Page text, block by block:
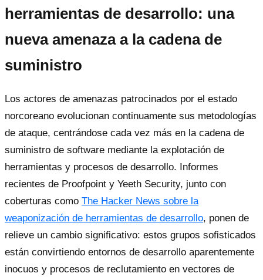
herramientas de desarrollo: una
nueva amenaza a la cadena de
suministro
Los actores de amenazas patrocinados por el estado
norcoreano evolucionan continuamente sus metodologías
de ataque, centrándose cada vez más en la cadena de
suministro de software mediante la explotación de
herramientas y procesos de desarrollo. Informes
recientes de Proofpoint y Yeeth Security, junto con
coberturas como The Hacker News sobre la
weaponización de herramientas de desarrollo, ponen de
relieve un cambio significativo: estos grupos sofisticados
están convirtiendo entornos de desarrollo aparentemente
inocuos y procesos de reclutamiento en vectores de